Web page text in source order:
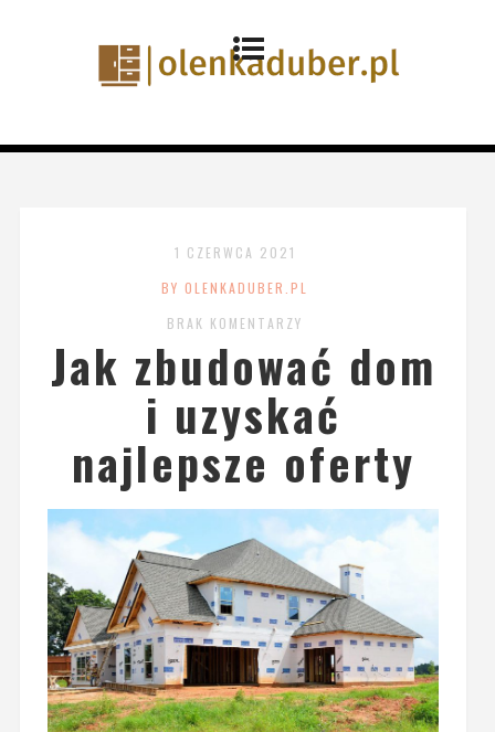
1 CZERWCA 2021
BY OLENKADUBER.PL
BRAK KOMENTARZY
Jak zbudować dom
i uzyskać
najlepsze oferty